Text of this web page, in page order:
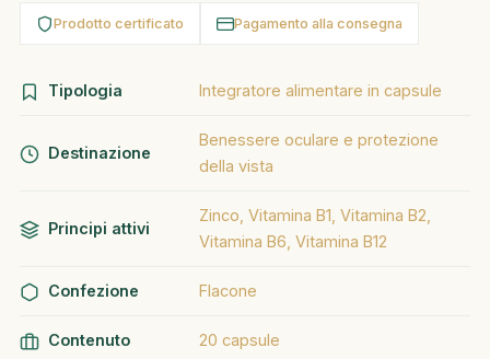
Prodotto certificato Pagamento alla consegna
Tipologia Integratore alimentare in capsule
Destinazione
Benessere oculare e protezione
della vista
Principi attivi
Zinco, Vitamina B1, Vitamina B2,
Vitamina B6, Vitamina B12
Confezione Flacone
Contenuto 20 capsule